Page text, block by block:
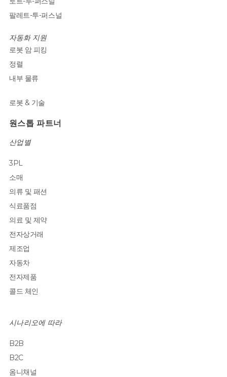
팔레트-투-퍼스널
자동화 지원
로봇 암 피킹
정렬
내부 물류
로봇 & 기술
원스톱 파트너
산업별
3PL
소매
의류 및 패션
식료품점
의료 및 제약
전자상거래
제조업
자동차
전자제품
콜드 체인
시나리오에 따라
B2B
B2C
옴니채널